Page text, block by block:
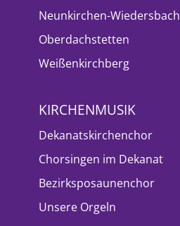
Neunkirchen-Wiedersbach
Oberdachstetten
Weißenkirchberg
KIRCHENMUSIK
Dekanatskirchenchor
Chorsingen im Dekanat
Bezirksposaunenchor
Unsere Orgeln